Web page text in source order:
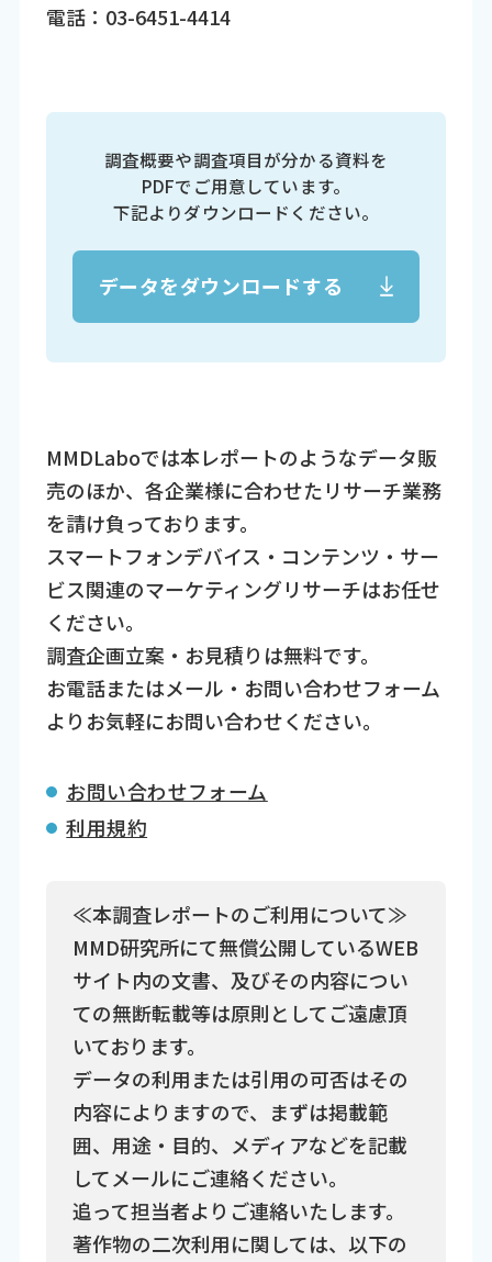
電話：03-6451-4414
調査概要や調査項目が分かる資料を
PDFでご用意しています。
下記よりダウンロードください。
データをダウンロードする
MMDLaboでは本レポートのようなデータ販
売のほか、各企業様に合わせたリサーチ業務
を請け負っております。
スマートフォンデバイス・コンテンツ・サー
ビス関連のマーケティングリサーチはお任せ
ください。
調査企画立案・お見積りは無料です。
お電話またはメール・お問い合わせフォーム
よりお気軽にお問い合わせください。
お問い合わせフォーム
利用規約
≪本調査レポートのご利用について≫
MMD研究所にて無償公開しているWEB
サイト内の文書、及びその内容につい
ての無断転載等は原則としてご遠慮頂
いております。
データの利用または引用の可否はその
内容によりますので、まずは掲載範
囲、用途・目的、メディアなどを記載
してメールにご連絡ください。
追って担当者よりご連絡いたします。
著作物の二次利用に関しては、以下の